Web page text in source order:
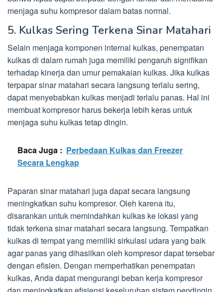
menjaga suhu kompresor dalam batas normal.
5. Kulkas Sering Terkena Sinar Matahari
Selain menjaga komponen internal kulkas, penempatan
kulkas di dalam rumah juga memiliki pengaruh signifikan
terhadap kinerja dan umur pemakaian kulkas. Jika kulkas
terpapar sinar matahari secara langsung terlalu sering,
dapat menyebabkan kulkas menjadi terlalu panas. Hal ini
membuat kompresor harus bekerja lebih keras untuk
menjaga suhu kulkas tetap dingin.
Baca Juga : Perbedaan Kulkas dan Freezer
Secara Lengkap
Paparan sinar matahari juga dapat secara langsung
meningkatkan suhu kompresor. Oleh karena itu,
disarankan untuk memindahkan kulkas ke lokasi yang
tidak terkena sinar matahari secara langsung. Tempatkan
kulkas di tempat yang memiliki sirkulasi udara yang baik
agar panas yang dihasilkan oleh kompresor dapat tersebar
dengan efisien. Dengan memperhatikan penempatan
kulkas, Anda dapat mengurangi beban kerja kompresor